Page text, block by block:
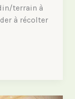
terrain à
à récolter